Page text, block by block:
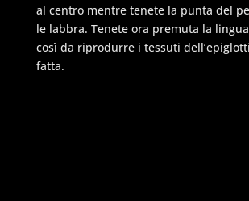
al centro mentre tenete la punta del
le labbra. Tenete ora premuta la
così da riprodurre i tessuti
fatta.